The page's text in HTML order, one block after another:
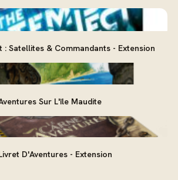
: Satellites & Commandants - Extension
Sur L'île Maudite
D'Aventures - Extension